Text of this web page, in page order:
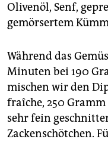
Olivenöl, Senf,
gemörsertem
Während das
Minuten bei 190
mischen wir den
fraîche, 250
sehr fein
Zackenschötchen.